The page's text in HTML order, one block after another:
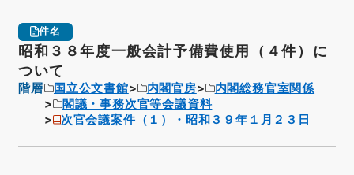
件名
昭和３８年度一般会計予備費使用（４件）に
ついて
階層 国立公文書館 内閣官房
内閣総務官室関係
閣議・事務次官等会議資料
次官会議案件（１）・昭和３９年１月２３日